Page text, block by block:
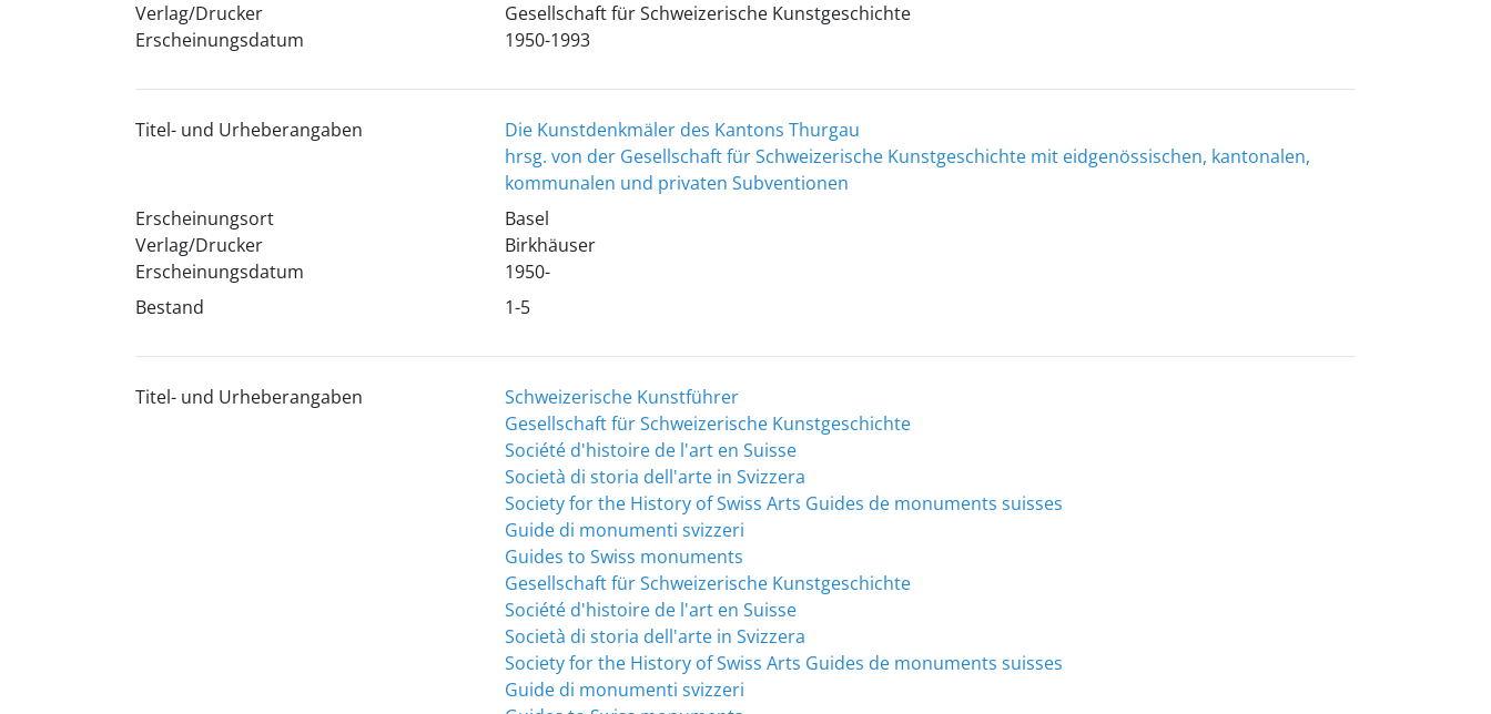
Verlag/Drucker
Erscheinungsdatum
Gesellschaft für Schweizerische Kunstgeschichte
1950-1993
Titel- und Urheberangaben
Die Kunstdenkmäler des Kantons Thurgau
hrsg. von der Gesellschaft für Schweizerische Kunstgeschichte mit eidgenössischen, kantonalen,
kommunalen und privaten Subventionen
Erscheinungsort
Verlag/Drucker
Erscheinungsdatum
Basel
Birkhäuser
1950-
Bestand
1-5
Titel- und Urheberangaben
Schweizerische Kunstführer
Gesellschaft für Schweizerische Kunstgeschichte
Société d'histoire de l'art en Suisse
Società di storia dell'arte in Svizzera
Society for the History of Swiss Arts Guides de monuments suisses
Guide di monumenti svizzeri
Guides to Swiss monuments
Gesellschaft für Schweizerische Kunstgeschichte
Société d'histoire de l'art en Suisse
Società di storia dell'arte in Svizzera
Society for the History of Swiss Arts Guides de monuments suisses
Guide di monumenti svizzeri